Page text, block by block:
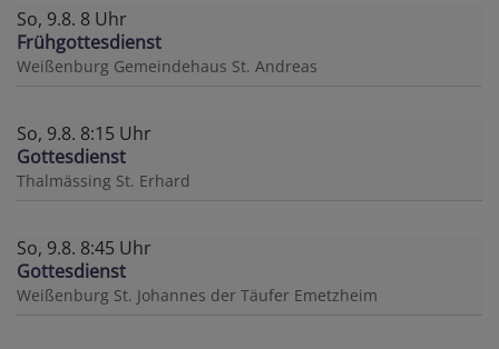
So, 9.8. 8 Uhr
Frühgottesdienst
Weißenburg Gemeindehaus St. Andreas
So, 9.8. 8:15 Uhr
Gottesdienst
Thalmässing St. Erhard
So, 9.8. 8:45 Uhr
Gottesdienst
Weißenburg St. Johannes der Täufer Emetzheim